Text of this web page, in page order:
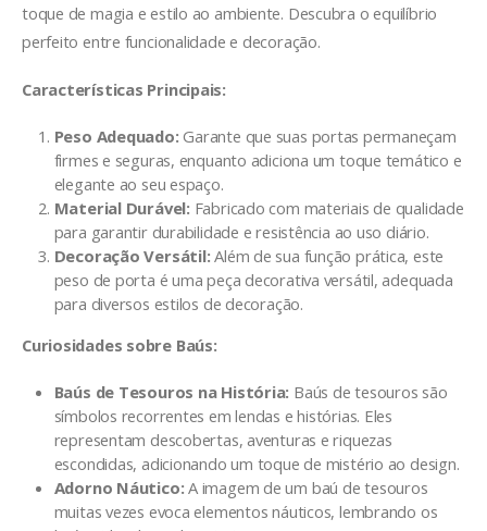
toque de magia e estilo ao ambiente. Descubra o equilíbrio
perfeito entre funcionalidade e decoração.
Características Principais:
Peso Adequado: Garante que suas portas permaneçam
firmes e seguras, enquanto adiciona um toque temático e
elegante ao seu espaço.
Material Durável: Fabricado com materiais de qualidade
para garantir durabilidade e resistência ao uso diário.
Decoração Versátil: Além de sua função prática, este
peso de porta é uma peça decorativa versátil, adequada
para diversos estilos de decoração.
Curiosidades sobre Baús:
Baús de Tesouros na História: Baús de tesouros são
símbolos recorrentes em lendas e histórias. Eles
representam descobertas, aventuras e riquezas
escondidas, adicionando um toque de mistério ao design.
Adorno Náutico: A imagem de um baú de tesouros
muitas vezes evoca elementos náuticos, lembrando os